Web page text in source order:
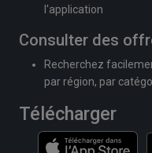
l'application
Consulter des
Recherchez
par région, par
Télécharger